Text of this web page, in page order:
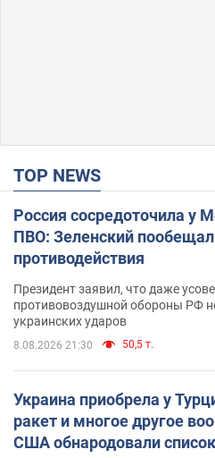
TOP NEWS
Россия сосредоточила у
ПВО: Зеленский пообещал
противодействия
Президент заявил, что даже
противовоздушной обороны РФ
украинских ударов
8.08.2026 21:30 50,5 т.
Украина приобрела у
ракет и многое другое
США обнародовали список